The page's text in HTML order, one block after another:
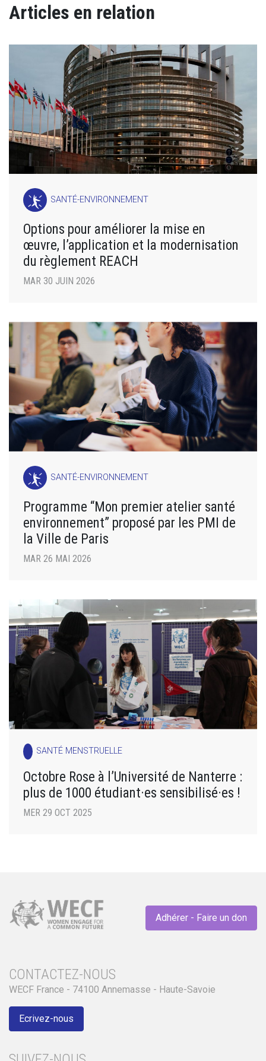
Articles en relation
SANTÉ-ENVIRONNEMENT
Options pour améliorer la mise en
œuvre, l’application et la modernisation
du règlement REACH
MAR 30 JUIN 2026
SANTÉ-ENVIRONNEMENT
Programme “Mon premier atelier santé
environnement” proposé par les PMI de
la Ville de Paris
MAR 26 MAI 2026
SANTÉ MENSTRUELLE
Octobre Rose à l’Université de Nanterre :
plus de 1000 étudiant·es sensibilisé·es !
MER 29 OCT 2025
Adhérer - Faire un don
CONTACTEZ-NOUS
WECF France - 74100 Annemasse - Haute-Savoie
Ecrivez-nous